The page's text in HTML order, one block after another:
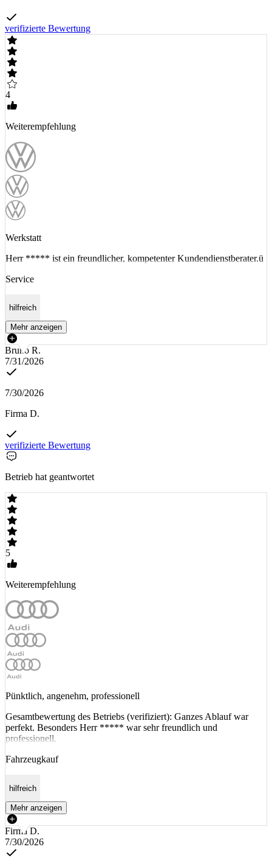
verifizierte Bewertung
4
Weiterempfehlung
Werkstatt
Herr ***** ist ein freundlicher, kompetenter Kundendienstberater.ü
Service
hilfreich
Mehr anzeigen
Bruno R.
7/31/2026
7/30/2026
Firma D.
verifizierte Bewertung
Betrieb hat geantwortet
5
Weiterempfehlung
Pünktlich, angenehm, professionell
Gesamtbewertung des Betriebs (verifiziert): Ganzes Ablauf war
perfekt. Besonders Herr ***** war sehr freundlich und
professionell.
Fahrzeugkauf
hilfreich
Mehr anzeigen
Firma D.
7/30/2026